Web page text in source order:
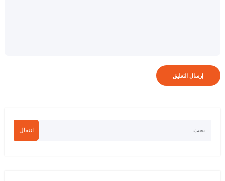
انتقال